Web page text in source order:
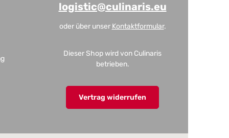
logistic@culinaris.eu
oder über unser Kontaktformular.
Dieser Shop wird von Culinaris
betrieben.
Vertrag widerrufen